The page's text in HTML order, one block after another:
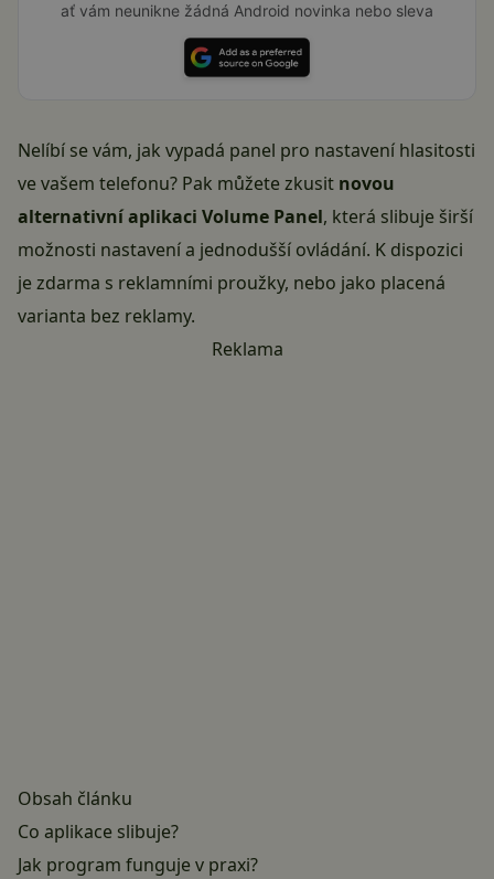
ať vám neunikne žádná Android novinka nebo sleva
Nelíbí se vám, jak vypadá panel pro nastavení hlasitosti
ve vašem telefonu? Pak můžete zkusit novou
alternativní aplikaci Volume Panel, která slibuje širší
možnosti nastavení a jednodušší ovládání. K dispozici
je zdarma s reklamními proužky, nebo jako placená
varianta bez reklamy.
Reklama
Obsah článku
Co aplikace slibuje?
Jak program funguje v praxi?